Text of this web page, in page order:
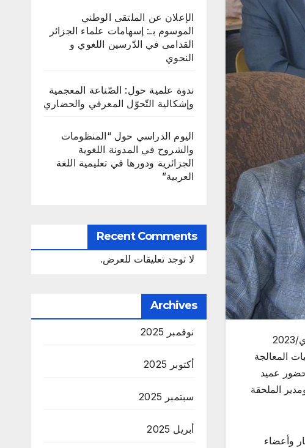
احتضنت كلية الآداب واللغات ممثلة في مخبر الدراسات اللغوية بين التراث والحداثة في الجزائر، صبيحة اليوم 08/ماي/2023
المعالجة
عميد
الملحقة
وأعضاء
الإعلان عن الملتقى الوطني
الموسوم بـ: إسهامات علماء الجزائر
القدامى في الدّرسين اللغوي و
النحوي
ندوة علمية حول: الصّناعة المعجمية
وإشكالية التّحوّل المعرفي والحضاري
اليوم الدراسي حول “المنظومات
والشروح في المدونة اللغوية
الجزائرية ودورها في تعليمية اللغة
العربية”
Recent Comments
لا توجد تعليقات للعرض.
Archives
نوفمبر 2025
أكتوبر 2025
سبتمبر 2025
أبريل 2025